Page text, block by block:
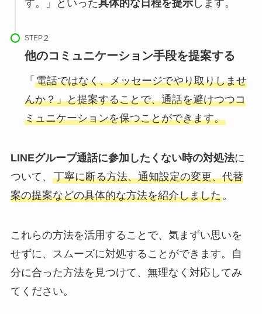
す。」といった具体的な日程を提示します。
STEP
他のコミュニケーション手段を提案する
「 電話ではなく、メッセージでやり取りしませ
んか？」と提案することで、通話を避けつつコ
ミュニケーションを保つことができます。
LINEグループ通話に参加したくない時の対処法に
ついて、 丁寧に断る方法、通知設定の変更、代替
案の提案などの具体的な方法を紹介しました。
これらの方法を活用することで、気まずい思いを
せずに、スムーズに対処することができます。自
分に合った方法を見つけて、無理なく対応してみ
てください。